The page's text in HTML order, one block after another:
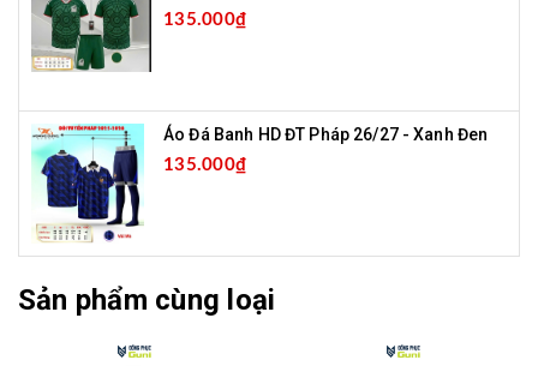
135.000₫
Áo Đá Banh HD ĐT Pháp 26/27 - Xanh Đen
135.000₫
Sản phẩm cùng loại